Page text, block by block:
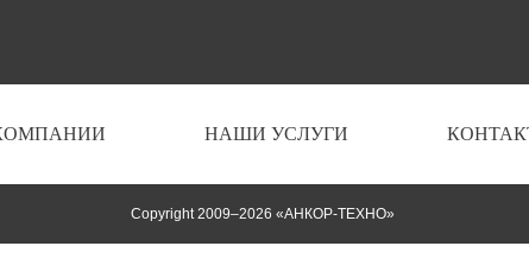
НАШИ УСЛУГИ
Copyright 2009–2026 «АНКОР-ТЕХНО»